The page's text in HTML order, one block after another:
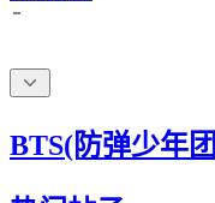
BTS(防弹少年